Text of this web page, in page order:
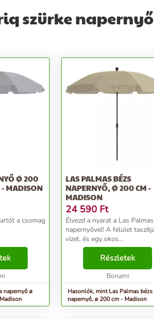
szürke napernyő,
Ø 200
- MADISON
a csomag
napernyő ø
LAS PALMAS BÉZS
NAPERNYŐ, Ø 200 CM -
MADISON
24 590 Ft
Élvezd a nyarat a Las Palmas
napernyővel! A felület
vizet, és egy okos
mechanizmusnak
különböző módon dönthető és
állítható a magassága. Jó
Napernyőtartót a csomag
Részletek
Bonami
Hasonlók, mint Las Palmas bézs
napernyő, ø 200 cm - Madison